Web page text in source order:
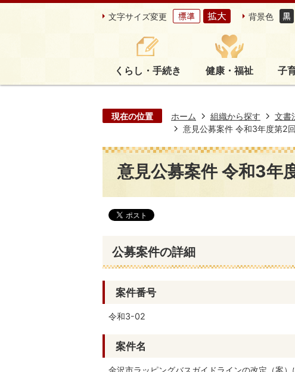
文字サイズ変更 背景色
くらし・手続き 健康・福祉 子
現在の位置 ホーム 組織から探す 文書
意見公募案件 令和3年度第2
意見公募案件 令和3年
公募案件の詳細
案件番号
令和3-02
案件名